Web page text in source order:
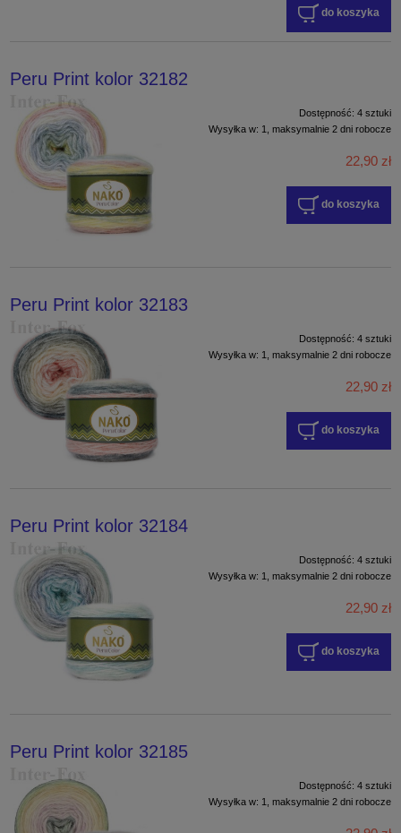
do koszyka
Peru Print kolor 32182
Dostępność: 4 sztuki
Wysyłka w: 1, maksymalnie 2 dni robocze
22,90 zł
do koszyka
Peru Print kolor 32183
Dostępność: 4 sztuki
Wysyłka w: 1, maksymalnie 2 dni robocze
22,90 zł
do koszyka
Peru Print kolor 32184
Dostępność: 4 sztuki
Wysyłka w: 1, maksymalnie 2 dni robocze
22,90 zł
do koszyka
Peru Print kolor 32185
Dostępność: 4 sztuki
Wysyłka w: 1, maksymalnie 2 dni robocze